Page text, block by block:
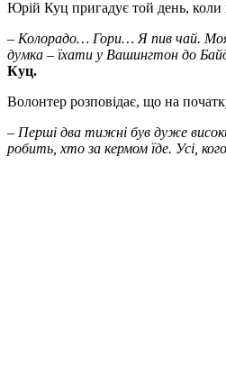
Юрій Куц пригадує той день,
– Колорадо… Гори… Я пив чай. Моя
думка – їхати у Вашингтон до
Куц.
Волонтер розповідає, що на
– Перші два тижні був дуже
робить, хто за кермом їде. Усі,